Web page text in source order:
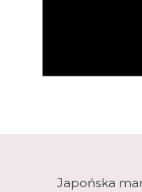
Japońska